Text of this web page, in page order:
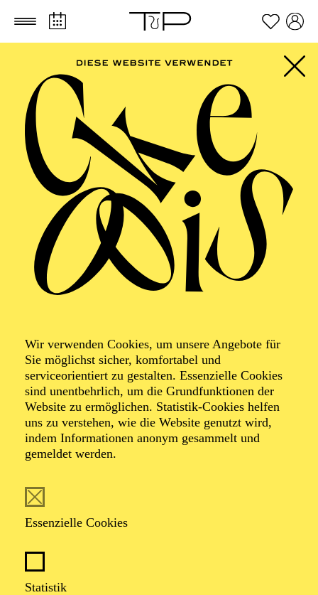
Zum Hauptinhalt springen Zum Footer springen
Wir verwenden Cookies, um unsere Angebote für
Sie möglichst sicher, komfortabel und
serviceorientiert zu gestalten. Essenzielle Cookies
sind unentbehrlich, um die Grundfunktionen der
Website zu ermöglichen. Statistik-Cookies helfen
uns zu verstehen, wie die Website genutzt wird,
indem Informationen anonym gesammelt und
gemeldet werden.
Essenzielle Cookies
Statistik
PHILHARMONIE
Fazil Say
Beethoven alla
Turca
Werke von Fazil Say, Joseph Haydn, Ludwig van